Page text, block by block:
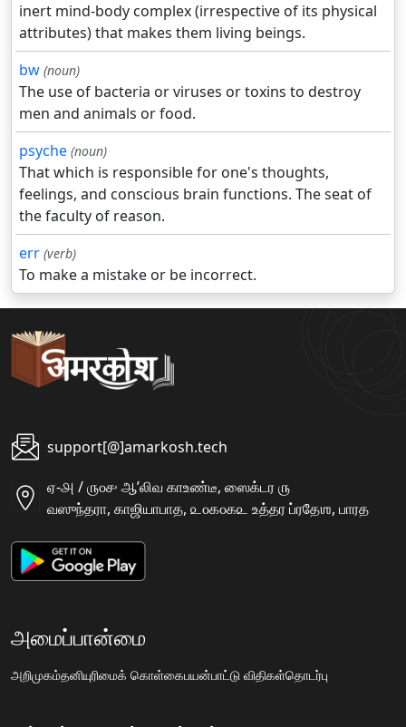
inert mind-body complex (irrespective of its physical
attributes) that makes them living beings.
bw (noun)
The use of bacteria or viruses or toxins to destroy
men and animals or food.
psyche (noun)
That which is responsible for one's thoughts,
feelings, and conscious brain functions. The seat of
the faculty of reason.
err (verb)
To make a mistake or be incorrect.
support[@]amarkosh.tech
ஏ-௮ / ௫௦௪ ஆʼலிவ காஉண்டீ, ஸைக்டர ௫
வஸுந்தரா, காஜியாபாத, ௨௦௧௦௧௨ உத்தர ப்ரதேஶ, பாரத
அமைப்பான்மை
அறிமுகம்தனியுரிமைக் கொள்கைபயன்பாட்டு விதிகள்தொடர்பு